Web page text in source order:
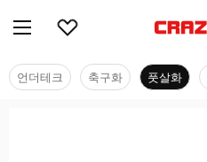
언더테크 축구화 풋살화